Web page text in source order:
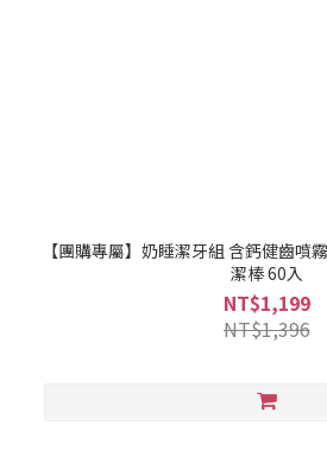
【團購專屬】奶睡潔牙組 含鈣健齒噴
潔棒 60入
NT$1,199
NT$1,396